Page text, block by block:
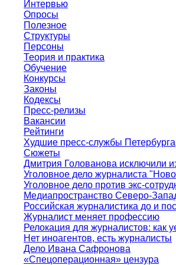
Интервью
Опросы
Полезное
Структуры
Персоны
Теория и практика
Обучение
Конкурсы
Законы
Кодексы
Пресс-релизы
Вакансии
Рейтинги
Худшие пресс-службы Петербурга
Сюжеты
Дмитрия Голованова исключили
Уголовное дело журналиста
Уголовное дело против экс-
Медиапространство Северо-
Российская журналистика до и
Журналист меняет профессию
Релокация для журналистов: как
Нет иноагентов, есть журналисты
Дело Ивана Сафронова
«Спецоперационная» цензура